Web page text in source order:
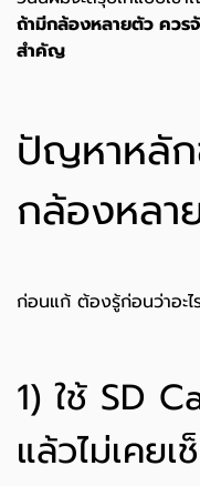
ถ้ามีกล้องหลายตัว ควร
สำคัญ
ปัญหาหลั
กล้องหลา
ก่อนแก้ ต้องรู้ก่อนว่าอะ
1) ใช้ SD
แล้วไม่เคยเ